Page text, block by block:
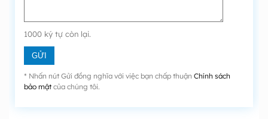
1000 ký tự còn lại.
* Nhấn nút Gửi đồng nghĩa với việc bạn chấp thuận Chính sách
bảo mậtcủa chúng tôi.